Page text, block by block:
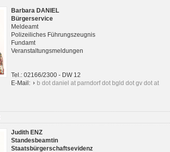
Barbara DANIEL
Bürgerservice
Meldeamt
Polizeiliches Führungszeugnis
Fundamt
Veranstaltungsmeldungen
Tel.: 02166/2300 - DW 12
E-Mail:
b dot daniel at parndorf dot bgld dot gv dot at
Judith ENZ
Standesbeamtin
Staatsbürgerschaftsevidenz